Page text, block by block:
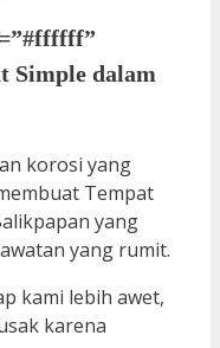
Simple dalam
korosi yang
Tempat
yang
yang rumit.
kami lebih awet,
karena